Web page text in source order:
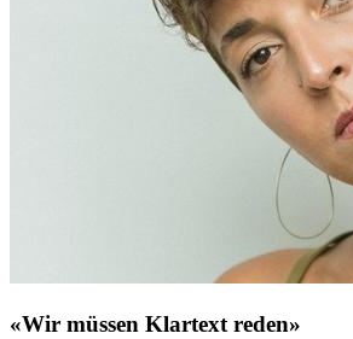
«Wir müssen Klartext reden»